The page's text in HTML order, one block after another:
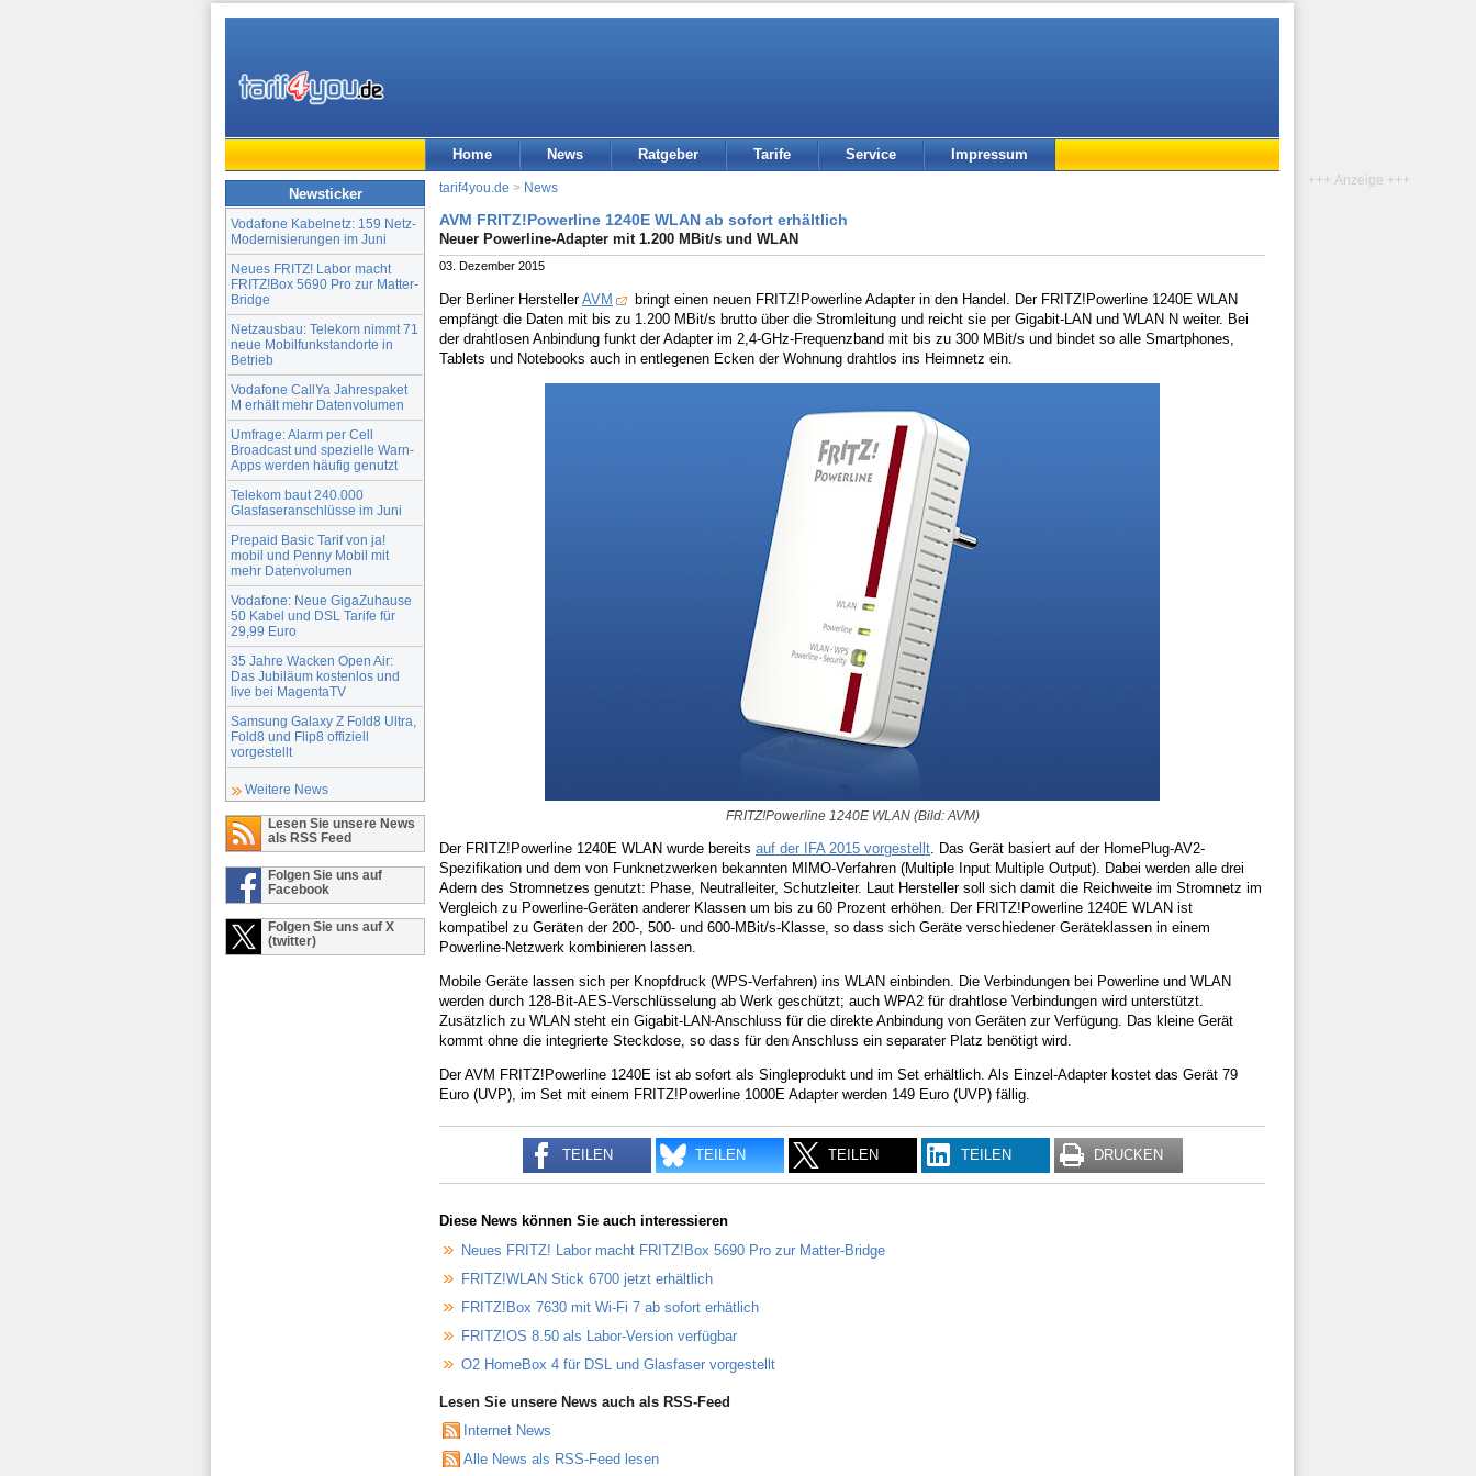
Home News Ratgeber Tarife Service Impressum
Newsticker
Vodafone Kabelnetz: 159 Netz-
Modernisierungen im Juni
Neues FRITZ! Labor macht
FRITZ!Box 5690 Pro zur Matter-
Bridge
Netzausbau: Telekom nimmt 71
neue Mobilfunkstandorte in
Betrieb
Vodafone CallYa Jahrespaket
M erhält mehr Datenvolumen
Umfrage: Alarm per Cell
Broadcast und spezielle Warn-
Apps werden häufig genutzt
Telekom baut 240.000
Glasfaseranschlüsse im Juni
Prepaid Basic Tarif von ja!
mobil und Penny Mobil mit
mehr Datenvolumen
Vodafone: Neue GigaZuhause
50 Kabel und DSL Tarife für
29,99 Euro
35 Jahre Wacken Open Air:
Das Jubiläum kostenlos und
live bei MagentaTV
Samsung Galaxy Z Fold8 Ultra,
Fold8 und Flip8 offiziell
vorgestellt
Weitere News
Lesen Sie unsere News
als RSS Feed
Folgen Sie uns auf
Facebook
Folgen Sie uns auf X
(twitter)
tarif4you.de > News
AVM FRITZ!Powerline 1240E WLAN ab sofort erhältlich
Neuer Powerline-Adapter mit 1.200 MBit/s und WLAN
03. Dezember 2015
Der Berliner HerstellerAVM
bringt einen neuen FRITZ!Powerline Adapter in den Handel. Der FRITZ!Powerline 1240E WLAN
empfängt die Daten mit bis zu 1.200 MBit/s brutto über die Stromleitung und reicht sie per Gigabit-LAN und WLAN N weiter. Bei
der drahtlosen Anbindung funkt der Adapter im 2,4-GHz-Frequenzband mit bis zu 300 MBit/s und bindet so alle Smartphones,
Tablets und Notebooks auch in entlegenen Ecken der Wohnung drahtlos ins Heimnetz ein.
FRITZ!Powerline 1240E WLAN (Bild: AVM)
Der FRITZ!Powerline 1240E WLAN wurde bereits auf der IFA 2015 vorgestellt . Das Gerät basiert auf der HomePlug-AV2-
Spezifikation und dem von Funknetzwerken bekannten MIMO-Verfahren (Multiple Input Multiple Output). Dabei werden alle drei
Adern des Stromnetzes genutzt: Phase, Neutralleiter, Schutzleiter. Laut Hersteller soll sich damit die Reichweite im Stromnetz im
Vergleich zu Powerline-Geräten anderer Klassen um bis zu 60 Prozent erhöhen. Der FRITZ!Powerline 1240E WLAN ist
kompatibel zu Geräten der 200-, 500- und 600-MBit/s-Klasse, so dass sich Geräte verschiedener Geräteklassen in einem
Powerline-Netzwerk kombinieren lassen.
Mobile Geräte lassen sich per Knopfdruck (WPS-Verfahren) ins WLAN einbinden. Die Verbindungen bei Powerline und WLAN
werden durch 128-Bit-AES-Verschlüsselung ab Werk geschützt; auch WPA2 für drahtlose Verbindungen wird unterstützt.
Zusätzlich zu WLAN steht ein Gigabit-LAN-Anschluss für die direkte Anbindung von Geräten zur Verfügung. Das kleine Gerät
kommt ohne die integrierte Steckdose, so dass für den Anschluss ein separater Platz benötigt wird.
Der AVM FRITZ!Powerline 1240E ist ab sofort als Singleprodukt und im Set erhältlich. Als Einzel-Adapter kostet das Gerät 79
Euro (UVP), im Set mit einem FRITZ!Powerline 1000E Adapter werden 149 Euro (UVP) fällig.
TEILEN TEILEN TEILEN TEILEN DRUCKEN
Diese News können Sie auch interessieren
Neues FRITZ! Labor macht FRITZ!Box 5690 Pro zur Matter-Bridge
FRITZ!WLAN Stick 6700 jetzt erhältlich
FRITZ!Box 7630 mit Wi-Fi 7 ab sofort erhätlich
FRITZ!OS 8.50 als Labor-Version verfügbar
O2 HomeBox 4 für DSL und Glasfaser vorgestellt
Lesen Sie unsere News auch als RSS-Feed
Internet News
Alle News als RSS-Feed lesen
+++ Anzeige +++